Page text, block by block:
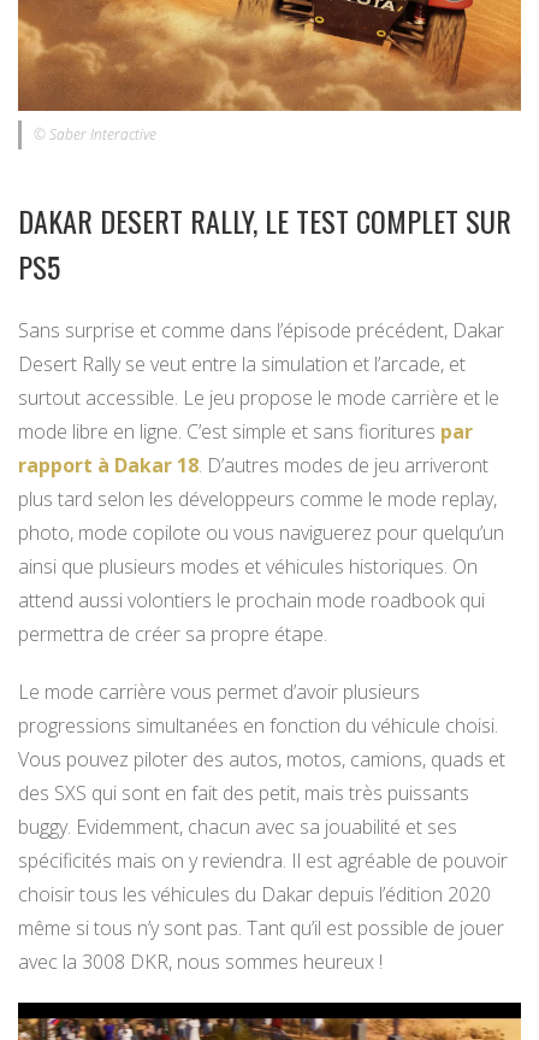
© Saber Interactive
DAKAR DESERT RALLY, LE TEST COMPLET SUR
PS5
Sans surprise et comme dans l’épisode précédent, Dakar
Desert Rally se veut entre la simulation et l’arcade, et
surtout accessible. Le jeu propose le mode carrière et le
mode libre en ligne. C’est simple et sans fioritures par
rapport à Dakar 18. D’autres modes de jeu arriveront
plus tard selon les développeurs comme le mode replay,
photo, mode copilote ou vous naviguerez pour quelqu’un
ainsi que plusieurs modes et véhicules historiques. On
attend aussi volontiers le prochain mode roadbook qui
permettra de créer sa propre étape.
Le mode carrière vous permet d’avoir plusieurs
progressions simultanées en fonction du véhicule choisi.
Vous pouvez piloter des autos, motos, camions, quads et
des SXS qui sont en fait des petit, mais très puissants
buggy. Evidemment, chacun avec sa jouabilité et ses
spécificités mais on y reviendra. Il est agréable de pouvoir
choisir tous les véhicules du Dakar depuis l’édition 2020
même si tous n’y sont pas. Tant qu’il est possible de jouer
avec la 3008 DKR, nous sommes heureux !